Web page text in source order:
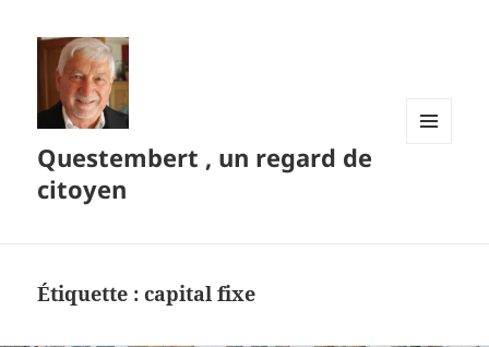
Questembert , un regard de
citoyen
Étiquette :capital fixe